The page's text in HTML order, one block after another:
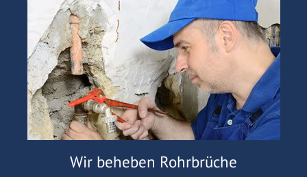
Wir beheben Rohrbrüche